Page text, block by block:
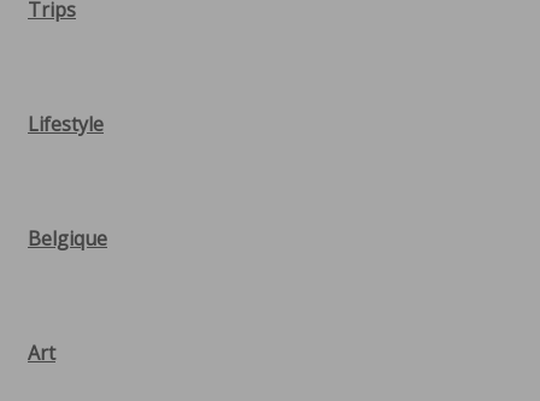
Trips
Lifestyle
Belgique
Art